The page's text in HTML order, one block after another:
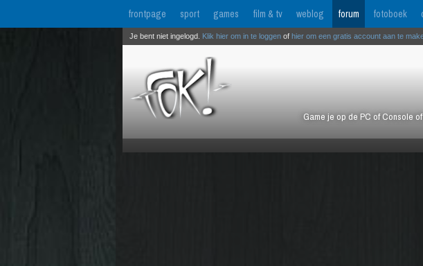
frontpage sport games film & tv weblog forum fotoboek
Game je op de PC of Console
Je bent niet ingelogd. Klik hier om in te loggen of hier om een gratis account aan te